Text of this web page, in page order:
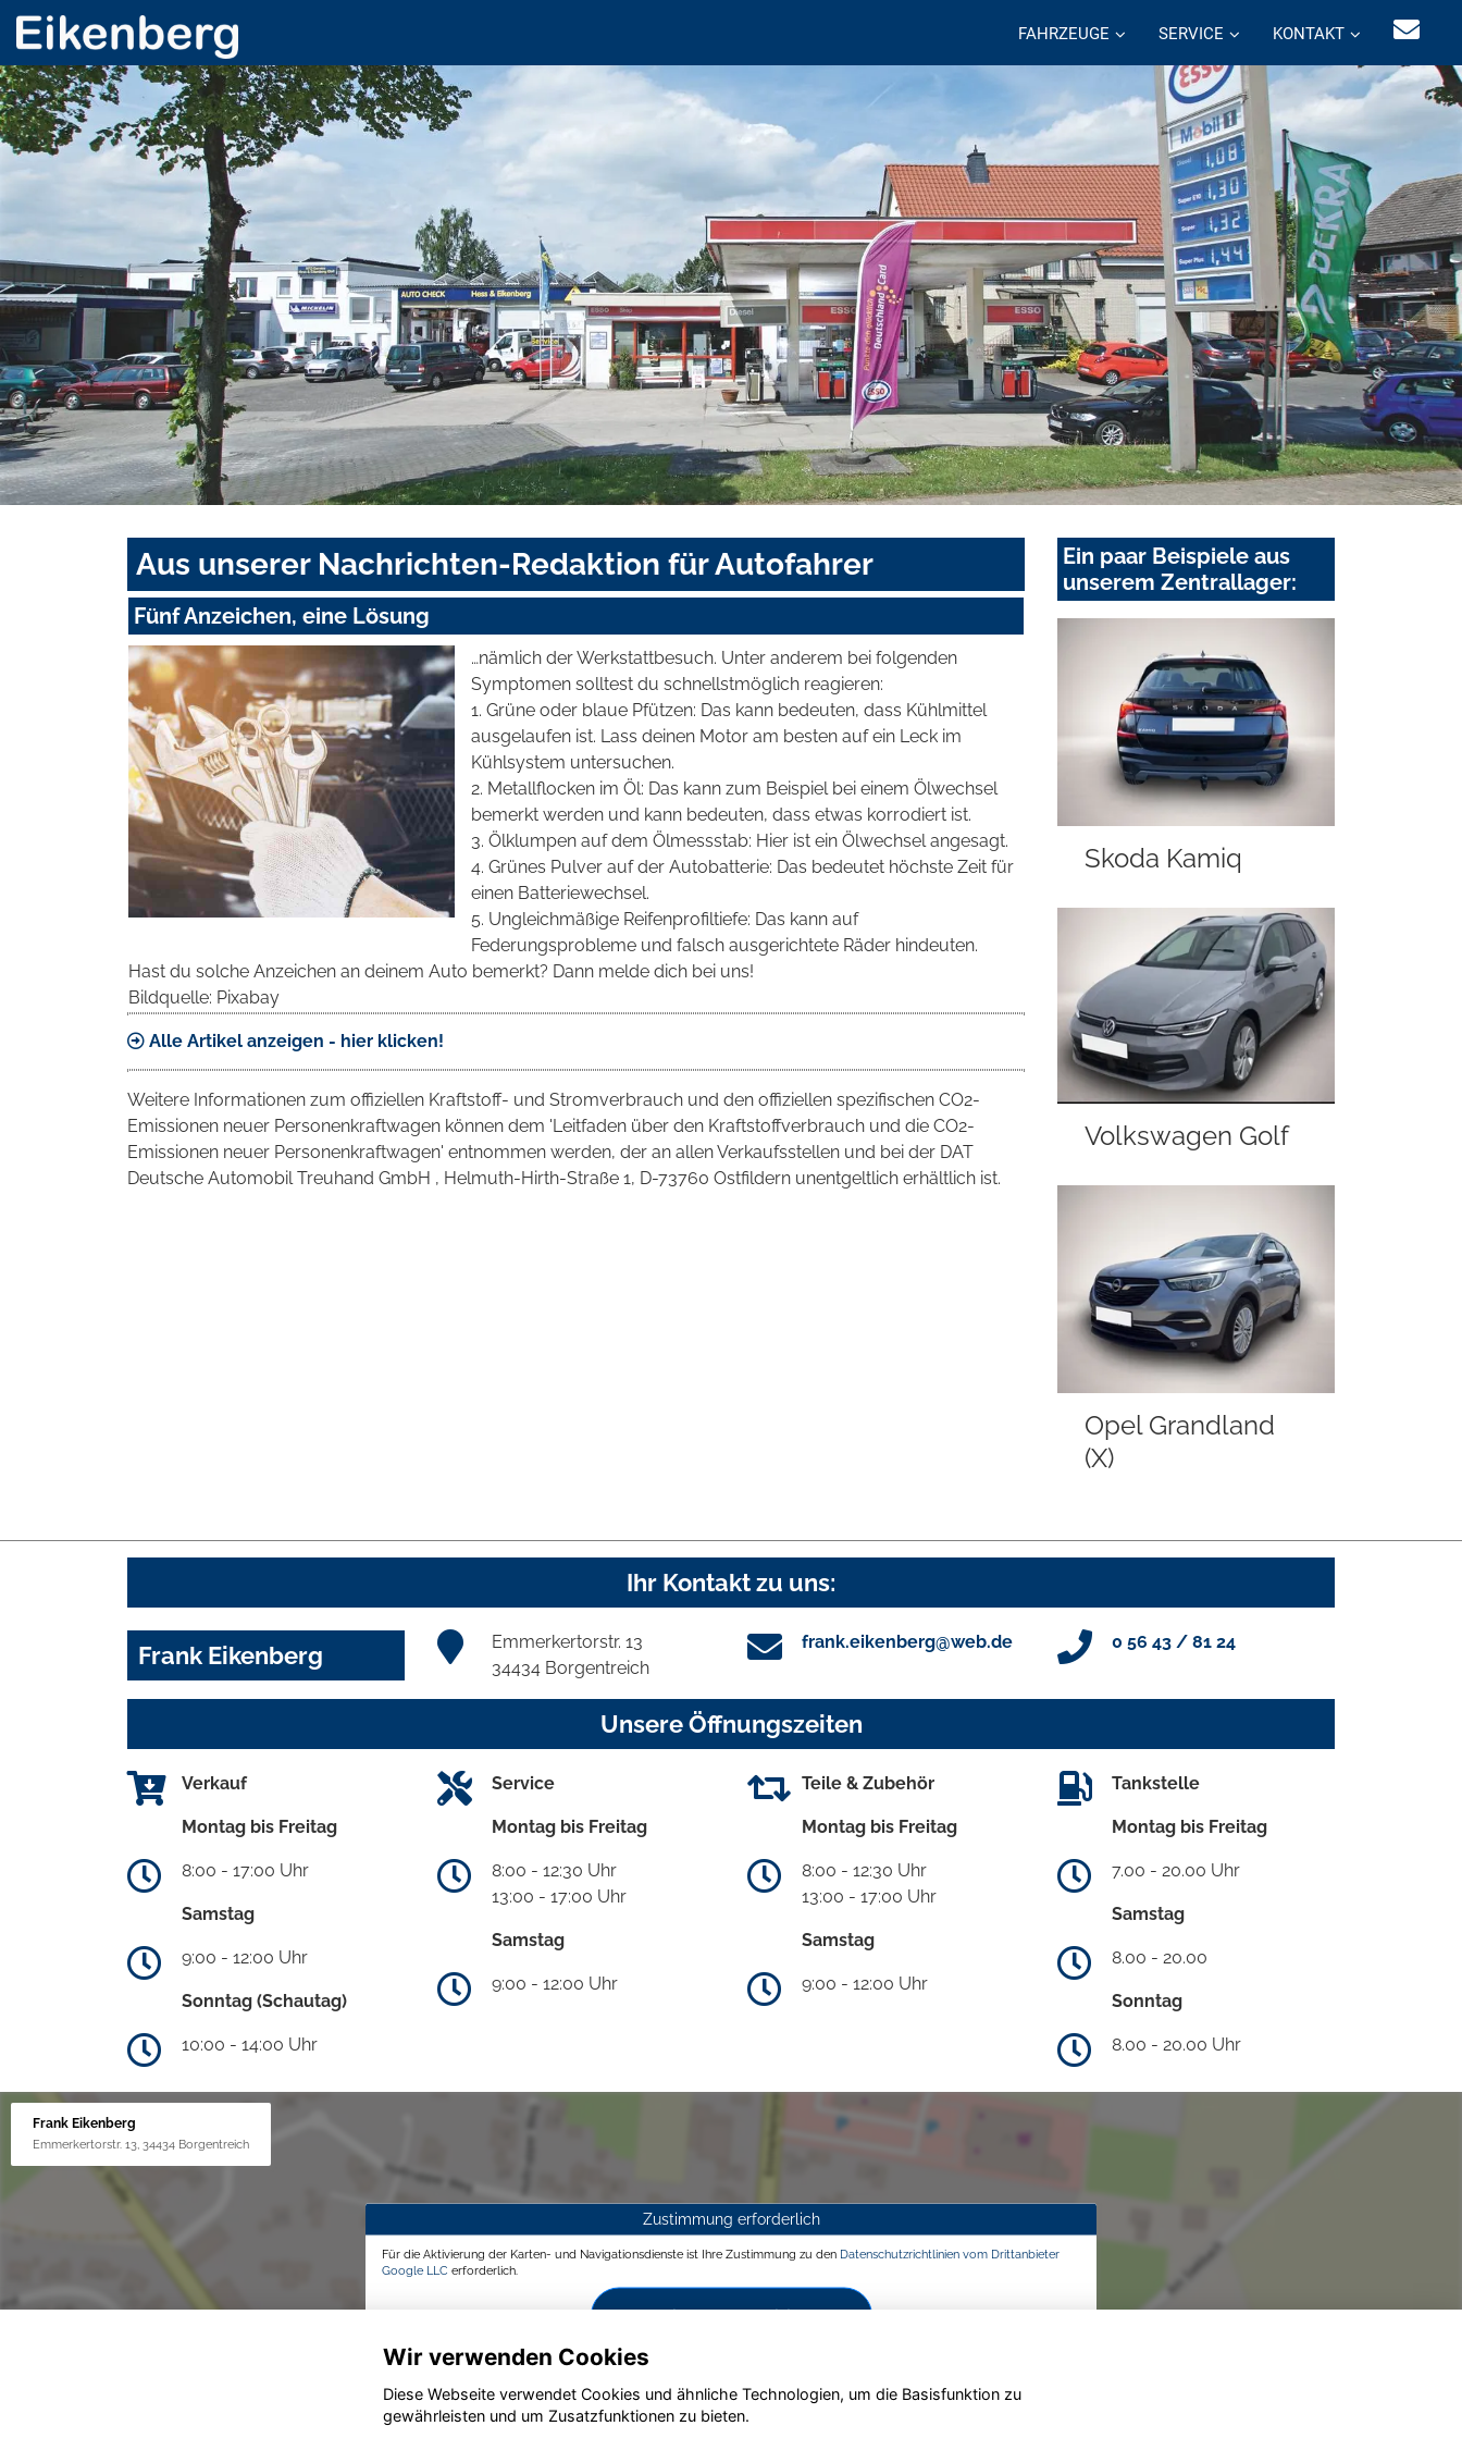
FAHRZEUGE SERVICE KONTAKT
Aus unserer Nachrichten-Redaktion für Autofahrer
Fünf Anzeichen, eine Lösung
…nämlich der Werkstattbesuch. Unter anderem bei folgenden
Symptomen solltest du schnellstmöglich reagieren:
1. Grüne oder blaue Pfützen: Das kann bedeuten, dass Kühlmittel
ausgelaufen ist. Lass deinen Motor am besten auf ein Leck im
Kühlsystem untersuchen.
2. Metallflocken im Öl: Das kann zum Beispiel bei einem Ölwechsel
bemerkt werden und kann bedeuten, dass etwas korrodiert ist.
3. Ölklumpen auf dem Ölmessstab: Hier ist ein Ölwechsel angesagt.
4. Grünes Pulver auf der Autobatterie: Das bedeutet höchste Zeit für
einen Batteriewechsel.
5. Ungleichmäßige Reifenprofiltiefe: Das kann auf
Federungsprobleme und falsch ausgerichtete Räder hindeuten.
Hast du solche Anzeichen an deinem Auto bemerkt? Dann melde dich bei uns!
Bildquelle: Pixabay
Alle Artikel anzeigen - hier klicken!
Weitere Informationen zum offiziellen Kraftstoff- und Stromverbrauch und den offiziellen spezifischen CO2-
Emissionen neuer Personenkraftwagen können dem 'Leitfaden über den Kraftstoffverbrauch und die CO2-
Emissionen neuer Personenkraftwagen' entnommen werden, der an allen Verkaufsstellen und bei der DAT
Deutsche Automobil Treuhand GmbH , Helmuth-Hirth-Straße 1, D-73760 Ostfildern unentgeltlich erhältlich ist.
Ein paar Beispiele aus
unserem Zentrallager:
Skoda Kamiq
Volkswagen Golf
Opel Grandland
(X)
Ihr Kontakt zu uns:
Frank Eikenberg
Emmerkertorstr. 13
34434 Borgentreich
frank.eikenberg@web.de 0 56 43 / 81 24
Unsere Öffnungszeiten
Verkauf
Montag bis Freitag
8:00 - 17:00 Uhr
Samstag
9:00 - 12:00 Uhr
Sonntag (Schautag)
10:00 - 14:00 Uhr
Service
Montag bis Freitag
8:00 - 12:30 Uhr
13:00 - 17:00 Uhr
Samstag
9:00 - 12:00 Uhr
Teile & Zubehör
Montag bis Freitag
8:00 - 12:30 Uhr
13:00 - 17:00 Uhr
Samstag
9:00 - 12:00 Uhr
Tankstelle
Montag bis Freitag
7.00 - 20.00 Uhr
Samstag
8.00 - 20.00
Sonntag
8.00 - 20.00 Uhr
Frank Eikenberg
Emmerkertorstr. 13, 34434 Borgentreich
Zustimmung erforderlich
Für die Aktivierung der Karten- und Navigationsdienste ist Ihre Zustimmung zu den Datenschutzrichtlinien vom Drittanbieter
Google LLC erforderlich.
Wir verwenden Cookies
Diese Webseite verwendet Cookies und ähnliche Technologien, um die Basisfunktion zu
gewährleisten und um Zusatzfunktionen zu bieten.